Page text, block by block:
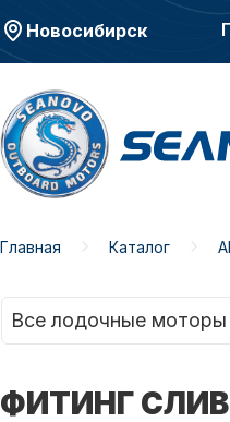
Новосибирск
Главная Каталог
Все лодочные моторы
ФИТИНГ